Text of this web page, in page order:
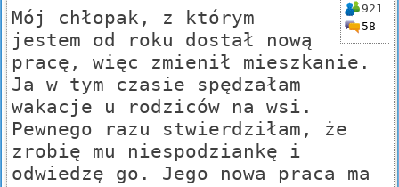
921
58
Mój chłopak, z którym
jestem od roku dostał nową
pracę, więc zmienił mieszkanie.
Ja w tym czasie spędzałam
wakacje u rodziców na wsi.
Pewnego razu stwierdziłam, że
zrobię mu niespodziankę i
odwiedzę go. Jego nowa praca ma